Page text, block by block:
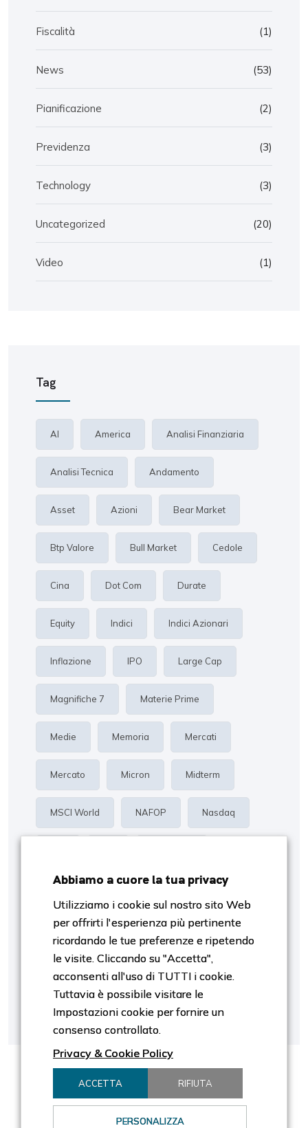
Fiscalità (1)
News (53)
Pianificazione (2)
Previdenza (3)
Technology (3)
Uncategorized (20)
Video (1)
Tag
AI America Analisi Finanziaria
Analisi Tecnica Andamento
Asset Azioni Bear Market
Btp Valore Bull Market Cedole
Cina Dot Com Durate
Equity Indici Indici Azionari
Inflazione IPO Large Cap
Magnifiche 7 Materie Prime
Medie Memoria Mercati
Mercato Micron Midterm
MSCI World NAFOP Nasdaq
Rendimento Risk Management
S&p500 Settori SpaceX
Stagiobnalità Stagionalità
Tech Trimestrali Valutazione
Abbiamo a cuore la tua privacy
Utilizziamo i cookie sul nostro sito Web
per offrirti l'esperienza più pertinente
ricordando le tue preferenze e ripetendo
le visite. Cliccando su "Accetta",
acconsenti all'uso di TUTTI i cookie.
Tuttavia è possibile visitare le
Impostazioni cookie per fornire un
consenso controllato.
Privacy & Cookie Policy
ACCETTA RIFIUTA
PERSONALIZZA